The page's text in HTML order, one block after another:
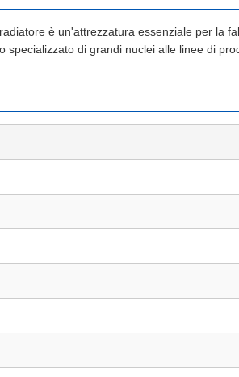
è un'attrezzatura essenziale per la
di grandi nuclei alle linee di